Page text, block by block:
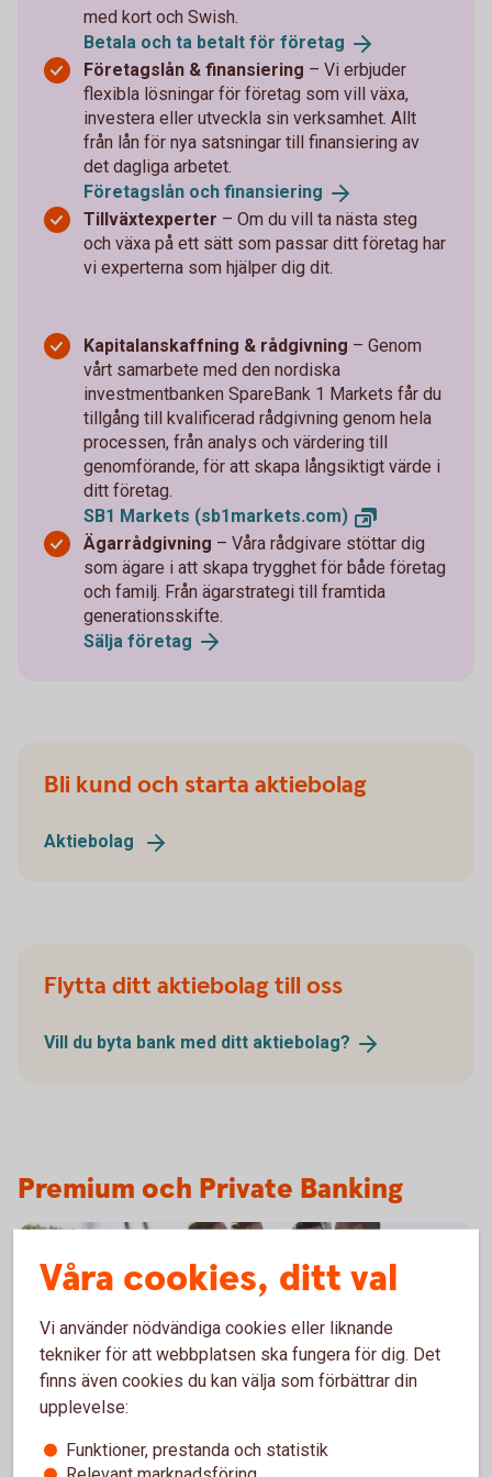
med kort och Swish.
Betala och ta betalt för företag
Företagslån & finansiering – Vi erbjuder
flexibla lösningar för företag som vill växa,
investera eller utveckla sin verksamhet. Allt
från lån för nya satsningar till finansiering av
det dagliga arbetet.
Företagslån och finansiering
Tillväxtexperter – Om du vill ta nästa steg
och växa på ett sätt som passar ditt företag har
vi experterna som hjälper dig dit.
Kapitalanskaffning & rådgivning – Genom
vårt samarbete med den nordiska
investmentbanken SpareBank 1 Markets får du
tillgång till kvalificerad rådgivning genom hela
processen, från analys och värdering till
genomförande, för att skapa långsiktigt värde i
ditt företag.
SB1 Markets (sb1markets.com)
Ägarrådgivning – Våra rådgivare stöttar dig
som ägare i att skapa trygghet för både företag
och familj. Från ägarstrategi till framtida
generationsskifte.
Sälja företag
Bli kund och starta aktiebolag
Aktiebolag
Flytta ditt aktiebolag till oss
Vill du byta bank med ditt aktiebolag?
Premium och Private Banking
Våra cookies, ditt val
Vi använder nödvändiga cookies eller liknande
tekniker för att webbplatsen ska fungera för dig. Det
finns även cookies du kan välja som förbättrar din
upplevelse:
Funktioner, prestanda och statistik